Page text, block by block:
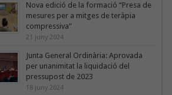
Nova edició de la formació “Presa de
mesures per a mitges de teràpia
compressiva”
21 juny 2024
Junta General Ordinària: Aprovada
per unanimitat la liquidació del
pressupost de 2023
18 juny 2024